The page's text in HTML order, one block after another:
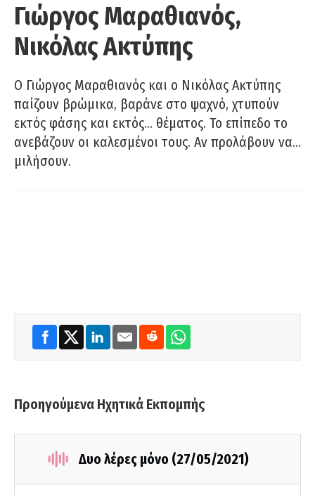
Γιώργος Μαραθιανός,
Νικόλας Ακτύπης
Ο Γιώργος Μαραθιανός και ο Νικόλας Ακτύπης
παίζουν βρώμικα, βαράνε στο ψαχνό, χτυπούν
εκτός φάσης και εκτός… θέματος. Το επίπεδο το
ανεβάζουν οι καλεσμένοι τους. Αν προλάβουν να…
μιλήσουν.
Προηγούμενα Ηχητικά Εκπομπής
Δυο λέρες μόνο (27/05/2021)